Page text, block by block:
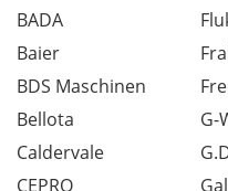
BADA
Baier
BDS Maschinen
Bellota
Caldervale
CEPRO
G-